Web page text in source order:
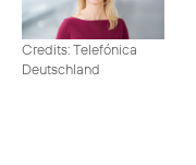
Credits: Telefónica
Deutschland